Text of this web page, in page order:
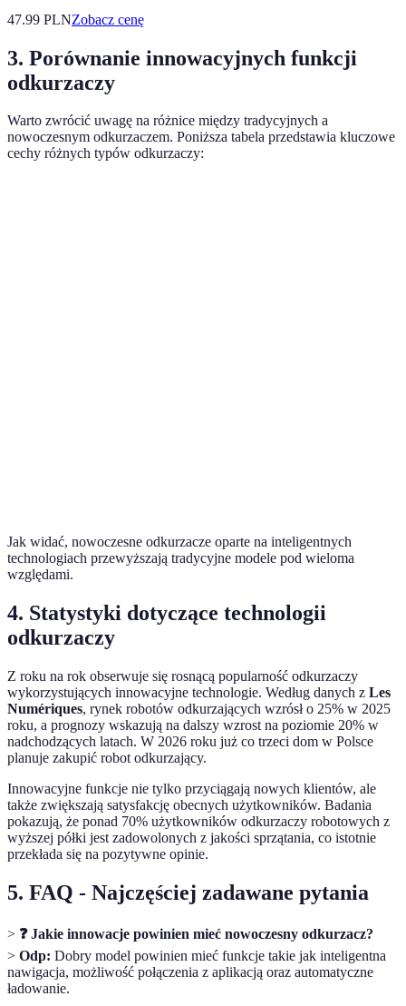
47.99 PLNZobacz cenę
3. Porównanie innowacyjnych funkcji
odkurzaczy
Warto zwrócić uwagę na różnice między tradycyjnych a
nowoczesnym odkurzaczem. Poniższa tabela przedstawia kluczowe
cechy różnych typów odkurzaczy:
Jak widać, nowoczesne odkurzacze oparte na inteligentnych
technologiach przewyższają tradycyjne modele pod wieloma
względami.
4. Statystyki dotyczące technologii
odkurzaczy
Z roku na rok obserwuje się rosnącą popularność odkurzaczy
wykorzystujących innowacyjne technologie. Według danych z Les
Numériques, rynek robotów odkurzających wzrósł o 25% w 2025
roku, a prognozy wskazują na dalszy wzrost na poziomie 20% w
nadchodzących latach. W 2026 roku już co trzeci dom w Polsce
planuje zakupić robot odkurzający.
Innowacyjne funkcje nie tylko przyciągają nowych klientów, ale
także zwiększają satysfakcję obecnych użytkowników. Badania
pokazują, że ponad 70% użytkowników odkurzaczy robotowych z
wyższej półki jest zadowolonych z jakości sprzątania, co istotnie
przekłada się na pozytywne opinie.
5. FAQ - Najczęściej zadawane pytania
> ❓ Jakie innowacje powinien mieć nowoczesny odkurzacz?
> Odp: Dobry model powinien mieć funkcje takie jak inteligentna
nawigacja, możliwość połączenia z aplikacją oraz automatyczne
ładowanie.